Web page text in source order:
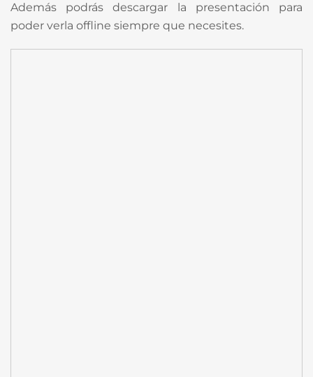
Además podrás descargar la presentación para
poder verla offline siempre que necesites.